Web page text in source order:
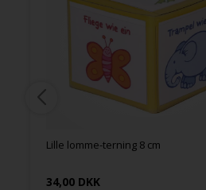
Lille lomme-terning 8 cm
34,00 DKK